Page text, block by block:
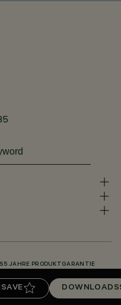
SAVE DOWNLOADS
5 JAHRE PRODUKTGARANTIE
DOWNLOADS